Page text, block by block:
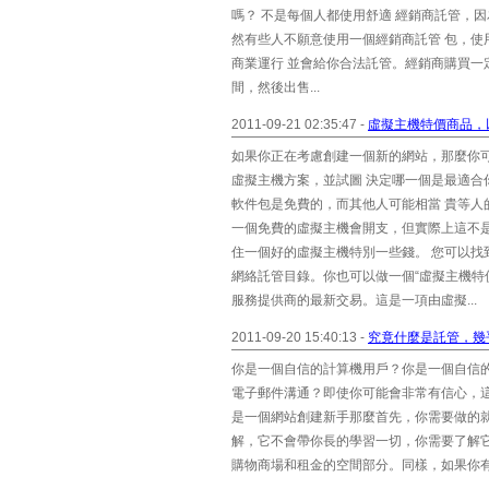
嗎？ 不是每個人都使用舒適 經銷商託管，
然有些人不願意使用一個經銷商託管 包，
商業運行 並會給你合法託管。經銷商購買
間，然後出售...
2011-09-21 02:35:47 - 虛擬主機特價商品
如果你正在考慮創建一個新的網站，那麼你
虛擬主機方案，並試圖 決定哪一個是最適
軟件包是免費的，而其他人可能相當 貴等
一個免費的虛擬主機會開支，但實際上這不
住一個好的虛擬主機特別一些錢。 您可以
網絡託管目錄。你也可以做一個“虛擬主機
服務提供商的最新交易。這是一項由虛擬...
2011-09-20 15:40:13 - 究竟什麼是託管，
你是一個自信的計算機用戶？你是一個自信
電子郵件溝通？即使你可能會非常有信心
是一個網站創建新手那麼首先，你需要做的
解，它不會帶你長的學習一切，你需要了解
購物商場和租金的空間部分。同樣，如果你